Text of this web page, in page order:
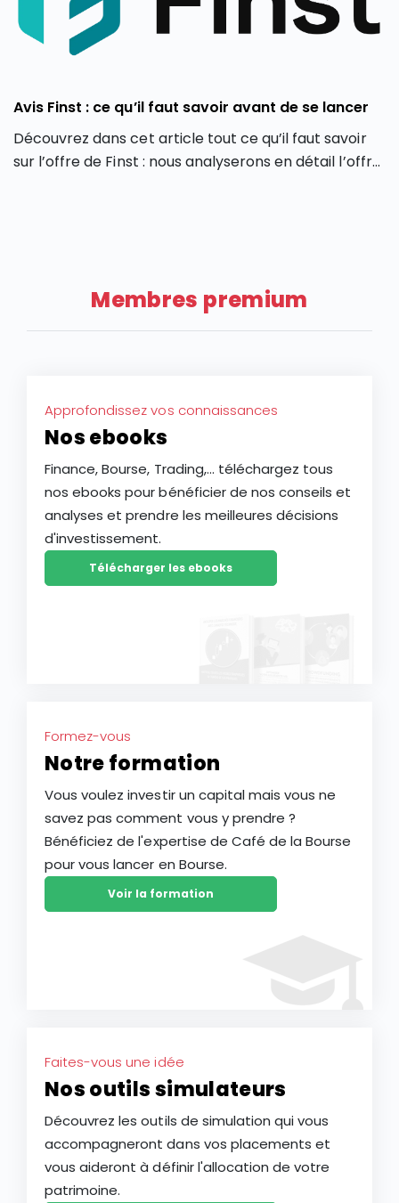
Avis Finst : ce qu’il faut savoir avant de se lancer
Découvrez dans cet article tout ce qu’il faut savoir
sur l’offre de Finst : nous analyserons en détail l’offre
Membres premium
Approfondissez vos connaissances
Nos ebooks
Finance, Bourse, Trading,... téléchargez tous
nos ebooks pour bénéficier de nos conseils et
analyses et prendre les meilleures décisions
d'investissement.
Télécharger les ebooks
Formez-vous
Notre formation
Vous voulez investir un capital mais vous ne
savez pas comment vous y prendre ?
Bénéficiez de l'expertise de Café de la Bourse
pour vous lancer en Bourse.
Voir la formation
Faites-vous une idée
Nos outils simulateurs
Découvrez les outils de simulation qui vous
accompagneront dans vos placements et
vous aideront à définir l'allocation de votre
patrimoine.